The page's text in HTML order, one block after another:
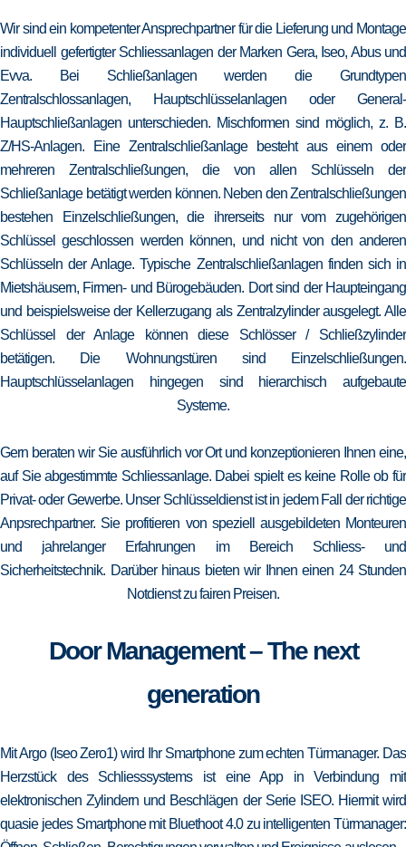
Wir sind ein kompetenter Ansprechpartner für die Lieferung und Montage
individuell gefertigter Schliessanlagen der Marken Gera, Iseo, Abus und
Evva. Bei Schließanlagen werden die Grundtypen
Zentralschlossanlagen, Hauptschlüsselanlagen oder General-
Hauptschließanlagen unterschieden. Mischformen sind möglich, z. B.
Z/HS-Anlagen. Eine Zentralschließanlage besteht aus einem oder
mehreren Zentralschließungen, die von allen Schlüsseln der
Schließanlage betätigt werden können. Neben den Zentralschließungen
bestehen Einzelschließungen, die ihrerseits nur vom zugehörigen
Schlüssel geschlossen werden können, und nicht von den anderen
Schlüsseln der Anlage. Typische Zentralschließanlagen finden sich in
Mietshäusern, Firmen- und Bürogebäuden. Dort sind der Haupteingang
und beispielsweise der Kellerzugang als Zentralzylinder ausgelegt. Alle
Schlüssel der Anlage können diese Schlösser / Schließzylinder
betätigen. Die Wohnungstüren sind Einzelschließungen.
Hauptschlüsselanlagen hingegen sind hierarchisch aufgebaute
Systeme.
Gern beraten wir Sie ausführlich vor Ort und konzeptionieren Ihnen eine,
auf Sie abgestimmte Schliessanlage. Dabei spielt es keine Rolle ob für
Privat- oder Gewerbe. Unser Schlüsseldienst ist in jedem Fall der richtige
Anpsrechpartner. Sie profitieren von speziell ausgebildeten Monteuren
und jahrelanger Erfahrungen im Bereich Schliess- und
Sicherheitstechnik. Darüber hinaus bieten wir Ihnen einen 24 Stunden
Notdienst zu fairen Preisen.
Door Management – The next
generation
Mit Argo (Iseo Zero1) wird Ihr Smartphone zum echten Türmanager. Das
Herzstück des Schliesssystems ist eine App in Verbindung mit
elektronischen Zylindern und Beschlägen der Serie ISEO. Hiermit wird
quasie jedes Smartphone mit Bluethoot 4.0 zu intelligenten Türmanager: